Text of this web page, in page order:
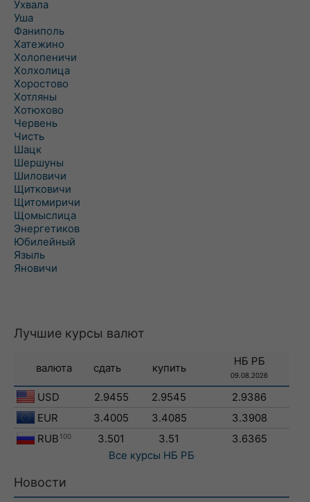
Ухвала
Уша
Фаниполь
Хатежино
Холопеничи
Холхолица
Хоростово
Хотляны
Хотюхово
Червень
Чисть
Шацк
Шершуны
Шиловичи
Щитковичи
Щитомиричи
Щомыслица
Энергетиков
Юбилейный
Языль
Яновичи
Лучшие курсы валют
валюта сдать купить
НБ РБ
09.08.2026
USD 2.9455 2.9545
2.9386
EUR
3.4005 3.4085
3.3908
RUB 100 3.501 3.51
3.6365
Все курсы НБ РБ
Новости